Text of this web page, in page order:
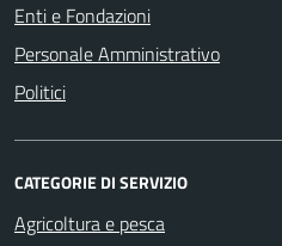
Enti e Fondazioni
Personale Amministrativo
Politici
CATEGORIE DI SERVIZIO
Agricoltura e pesca